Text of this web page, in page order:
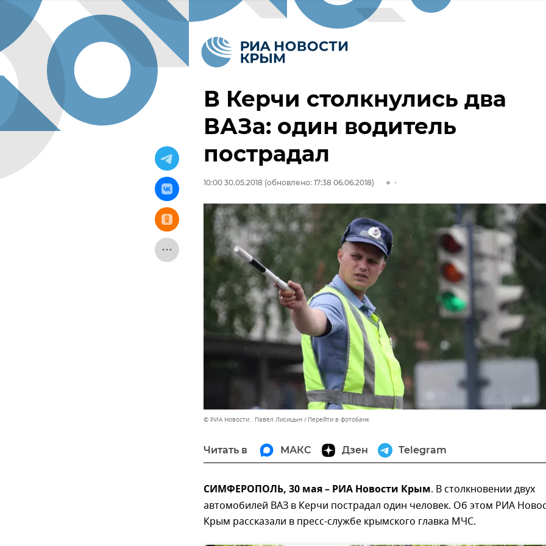
В Керчи столкнулись два
ВАЗа: один водитель
пострадал
10:00 30.05.2018 (обновлено: 17:38 06.06.2018)
© РИА Новости . Павел Лисицын Перейти в фотобанк
Читать в МАКС Дзен Telegram
СИМФЕРОПОЛЬ, 30 мая – РИА Новости Крым. В столкновении двух
автомобилей ВАЗ в Керчи пострадал один человек. Об этом РИА
Крым рассказали в пресс-службе крымского главка МЧС.